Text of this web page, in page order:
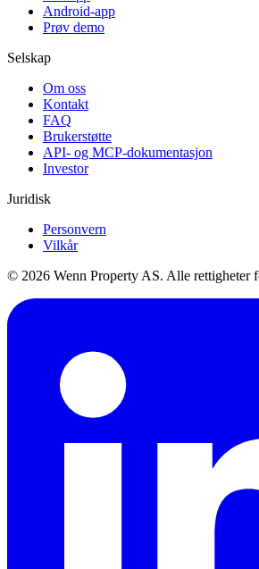
Android-app
Prøv demo
Selskap
Om oss
Kontakt
FAQ
Brukerstøtte
API- og MCP-dokumentasjon
Investor
Juridisk
Personvern
Vilkår
© 2026 Wenn Property AS. Alle rettigheter